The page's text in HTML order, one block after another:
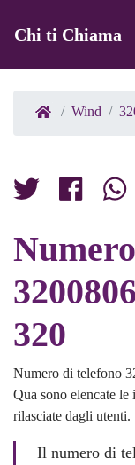
Chi ti Chiama
Wind
320
Numero di telefono
Qua sono elencate
rilasciate dagli utenti.
Il numero di